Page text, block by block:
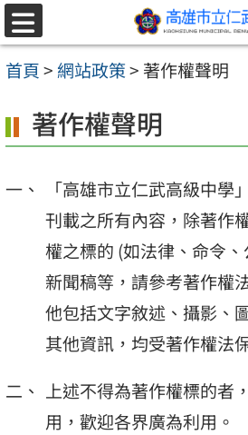
跳至主要內容區
選
單
首頁> 網站政策> 著作權聲明
著作權聲明
「高雄市立仁武高級中學
刊載之所有內容，除著作
權之標的 (如法律、命令
新聞稿等，請參考著作權
他包括文字敘述、攝影、
其他資訊，均受著作權法
上述不得為著作權標的者
用，歡迎各界廣為利用。